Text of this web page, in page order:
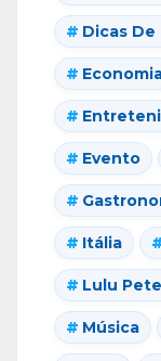
Dicas
Evento
Itália
Lulu
Música